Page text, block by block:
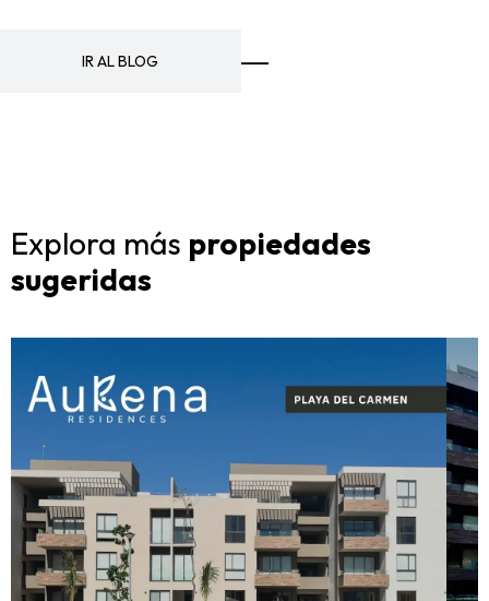
IR AL BLOG
Explora más propiedades
sugeridas